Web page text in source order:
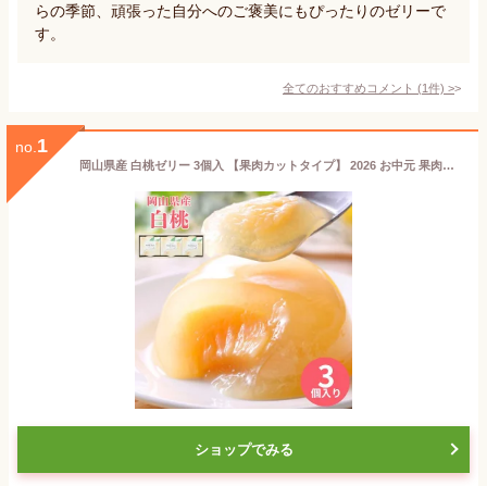
らの季節、頑張った自分へのご褒美にもぴったりのゼリーで
す。
全てのおすすめコメント (1件) >
no. 1
岡山県産 白桃ゼリー 3個入 【果肉カットタイプ】 2026 お中元 果肉入り 御中元 内祝 お返し 誕生日プレゼント お見舞 快気祝い フルーツゼリー ギフト 高級 桃 プレゼント 果物 個包装 もも ゼリー ご挨拶 帰省 手土産 お祝い お菓子 志ほや しほや 清風庵
ショップでみる